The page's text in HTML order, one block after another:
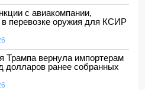
с авиакомпании,
перевозке оружия для КСИР
Трампа вернула импортерам
долларов ранее собранных